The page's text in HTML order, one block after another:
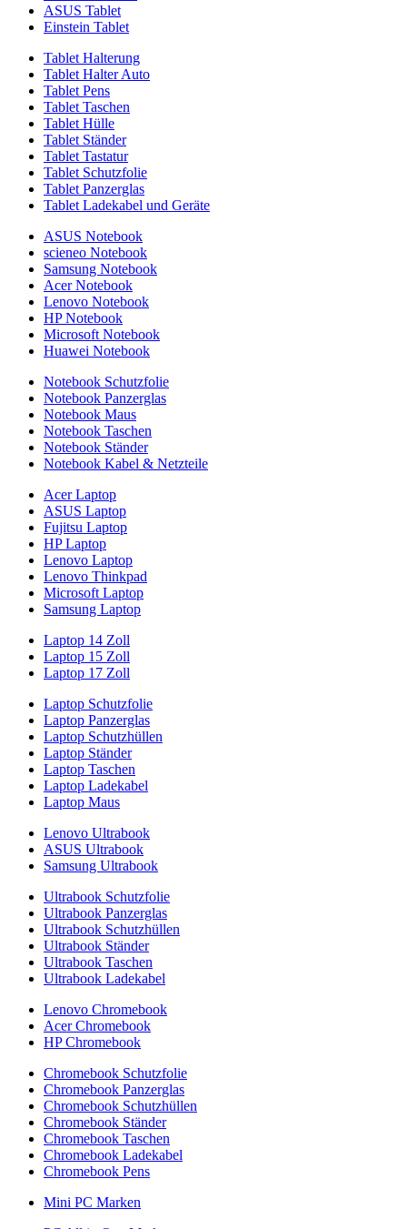
ASUS Tablet
Einstein Tablet
Tablet Halterung
Tablet Halter Auto
Tablet Pens
Tablet Taschen
Tablet Hülle
Tablet Ständer
Tablet Tastatur
Tablet Schutzfolie
Tablet Panzerglas
Tablet Ladekabel und Geräte
ASUS Notebook
scieneo Notebook
Samsung Notebook
Acer Notebook
Lenovo Notebook
HP Notebook
Microsoft Notebook
Huawei Notebook
Notebook Schutzfolie
Notebook Panzerglas
Notebook Maus
Notebook Taschen
Notebook Ständer
Notebook Kabel & Netzteile
Acer Laptop
ASUS Laptop
Fujitsu Laptop
HP Laptop
Lenovo Laptop
Lenovo Thinkpad
Microsoft Laptop
Samsung Laptop
Laptop 14 Zoll
Laptop 15 Zoll
Laptop 17 Zoll
Laptop Schutzfolie
Laptop Panzerglas
Laptop Schutzhüllen
Laptop Ständer
Laptop Taschen
Laptop Ladekabel
Laptop Maus
Lenovo Ultrabook
ASUS Ultrabook
Samsung Ultrabook
Ultrabook Schutzfolie
Ultrabook Panzerglas
Ultrabook Schutzhüllen
Ultrabook Ständer
Ultrabook Taschen
Ultrabook Ladekabel
Lenovo Chromebook
Acer Chromebook
HP Chromebook
Chromebook Schutzfolie
Chromebook Panzerglas
Chromebook Schutzhüllen
Chromebook Ständer
Chromebook Taschen
Chromebook Ladekabel
Chromebook Pens
Mini PC Marken